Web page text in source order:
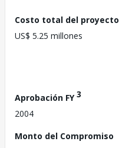
Costo total del proyecto
US$ 5.25 millones
Aprobación FY3
2004
Monto del Compromiso